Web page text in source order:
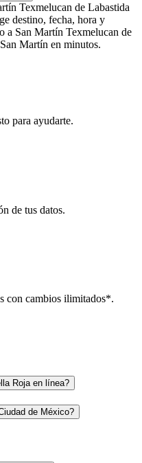
Texmelucan de Labastida
destino, fecha, hora y
a San Martín Texmelucan de
Martín en minutos.
para ayudarte.
de tus datos.
con cambios ilimitados*.
Roja en línea?
de México?